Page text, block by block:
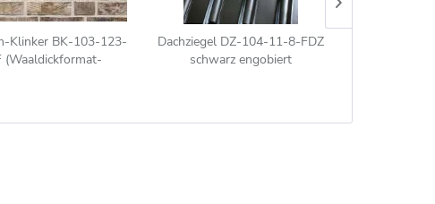
Klinker BK-103-123-
(Waaldickformat-
Dachziegel DZ-104-11-8-FDZ
schwarz engobiert